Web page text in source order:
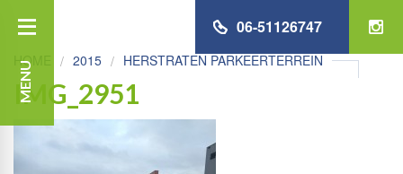
MENU
06-51126747
HOME 2015 HERSTRATEN PARKEERTERREIN
IMG_2951